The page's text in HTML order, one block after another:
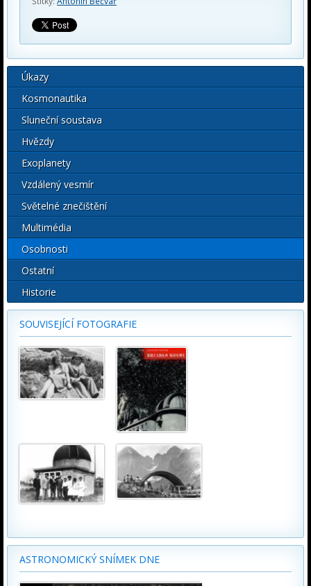
Úkazy
Kosmonautika
Sluneční soustava
Hvězdy
Exoplanety
Vzdálený vesmír
Světelné znečištění
Multimédia
Osobnosti
Ostatní
Historie
SOUVISEJÍCÍ FOTOGRAFIE
ASTRONOMICKÝ SNÍMEK DNE